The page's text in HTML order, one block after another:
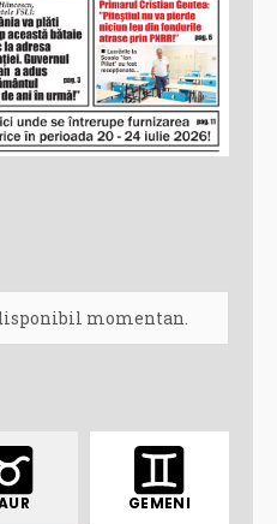
momentan.
GEMENI